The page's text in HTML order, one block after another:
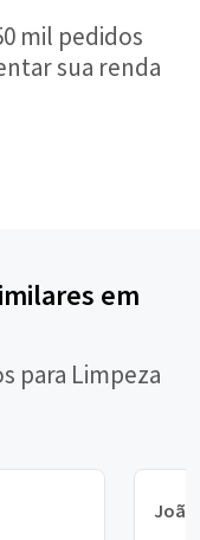
mil pedidos
sua renda
em
para Limpeza